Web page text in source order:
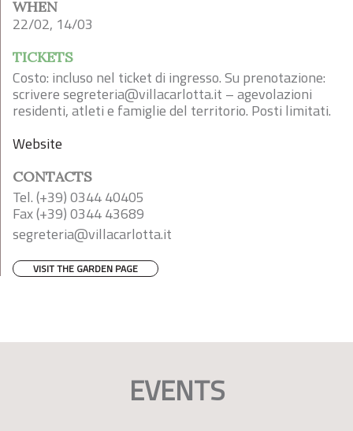
WHEN
22/02, 14/03
TICKETS
Costo: incluso nel ticket di ingresso. Su prenotazione:
scriveresegreteria@villacarlotta.it – agevolazioni
residenti, atleti e famiglie del territorio. Posti limitati.
Website
CONTACTS
Tel. (+39) 0344 40405
Fax (+39) 0344 43689
segreteria@villacarlotta.it
VISIT THE GARDEN PAGE
EVENTS